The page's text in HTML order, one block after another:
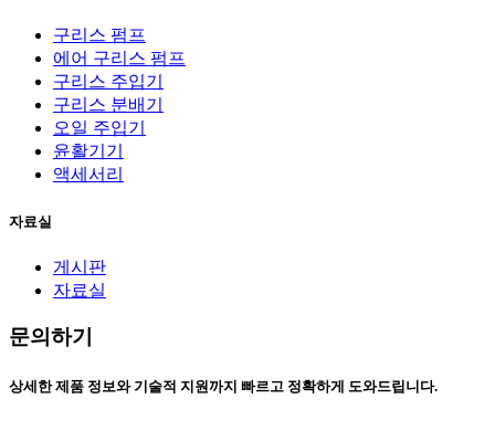
구리스 펌프
에어 구리스 펌프
구리스 주입기
구리스 분배기
오일 주입기
윤활기기
액세서리
자료실
게시판
자료실
문의하기
상세한 제품 정보와 기술적 지원까지 빠르고 정확하게 도와드립니다.